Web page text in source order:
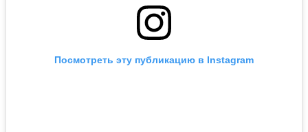
Посмотреть эту публикацию в Instagram